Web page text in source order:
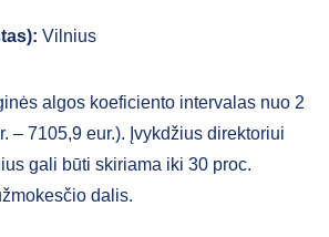
Vilnius
algos koeficiento intervalas nuo 2
– 7105,9 eur.). Įvykdžius direktoriui
gali būti skiriama iki 30 proc.
dalis.